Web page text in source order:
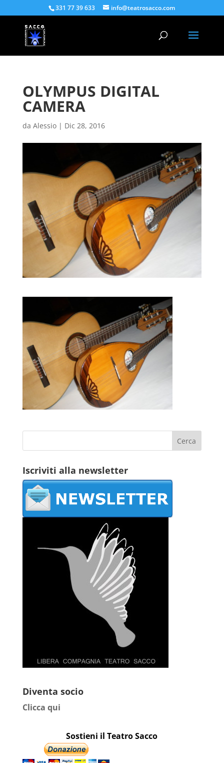
331 77 39 633 info@teatrosacco.com
OLYMPUS DIGITAL
CAMERA
da Alessio| Dic 28, 2016
Iscriviti alla newsletter
Diventa socio
Clicca qui
Sostieni il Teatro Sacco